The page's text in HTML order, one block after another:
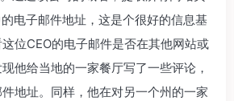
电子邮件地址，这是个很好的信息基
位CEO的电子邮件是否在其他网站或
他给当地的一家餐厅写了一些评论，
地址。同样，他在对另一个州的一家